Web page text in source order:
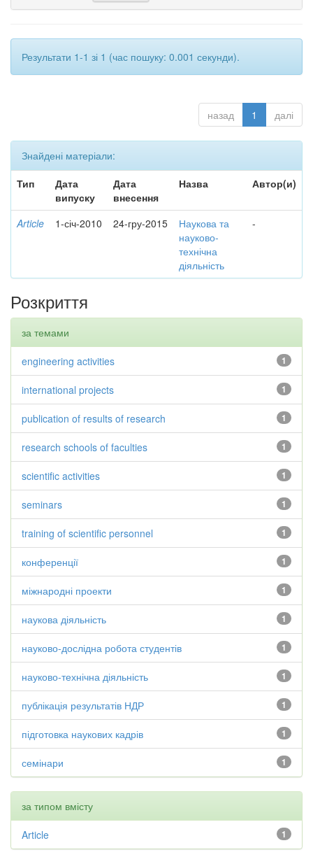
Результати 1-1 зі 1 (час пошуку: 0.001 секунди).
назад 1 далі
Знайдені матеріали:
Тип
Дата
випуску
Дата
внесення
Назва Автор(и)
Article 1-січ-2010 24-гру-2015
Наукова та
науково-
технічна
діяльність
-
Розкриття
за темами
1
engineering activities
1
international projects
1
publication of results of research
1
research schools of faculties
1
scientific activities
1
seminars
1
training of scientific personnel
1
конференції
1
міжнародні проекти
1
наукова діяльність
1
науково-дослідна робота студентів
1
науково-технічна діяльність
1
публікація результатів НДР
1
підготовка наукових кадрів
1
семінари
за типом вмісту
1
Article